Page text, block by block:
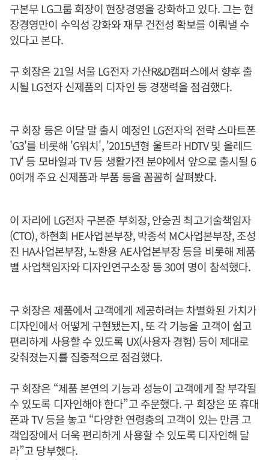
구본무 LG그룹 회장이 현장경영을 강화하고 있다. 그는 현
장경영만이 수익성 강화와 재무 건전성 확보를 이뤄낼 수
있다고 본다.
구 회장은 21일 서울 LG전자 가산R&D캠퍼스에서 향후 출
시될 LG전자 신제품의 디자인 등 경쟁력을 점검했다.
구 회장 등은 이달 말 출시 예정인 LG전자의 전략 스마트폰
'G3'를 비롯해 'G워치', '2015년형 울트라 HDTV 및 올레드
TV' 등 모바일과 TV 등 생활가전 분야에서 앞으로 출시될 6
0여개 주요 신제품과 부품 등을 꼼꼼히 살펴봤다.
이 자리에 LG전자 구본준 부회장, 안승권 최고기술책임자
(CTO), 하현회 HE사업본부장, 박종석 MC사업본부장, 조성
진 HA사업본부장, 노환용 AE사업본부장 등을 비롯해 제품
별 사업책임자와 디자인연구소장 등 30여 명이 참석했다.
구 회장은 제품에서 고객에게 제공하려는 차별화된 가치가
디자인에서 어떻게 구현됐는지, 또 각 기능을 고객이 쉽고
편리하게 사용할 수 있도록 UX(사용자 경험) 등이 제대로
갖춰졌는지를 집중적으로 점검했다.
구 회장은 “제품 본연의 기능과 성능이 고객에게 잘 부각될
수 있도록 디자인해야 한다”고 주문했다. 구 회장은 또 휴대
폰과 TV 등을 놓고 “다양한 연령층의 고객이 있는 만큼 고
객입장에서 더욱 편리하게 사용할 수 있도록 디자인해 달
라”고 당부했다.